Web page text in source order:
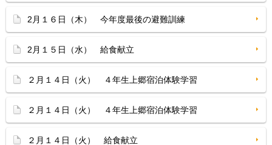
2月１６日（木） 今年度最後の避難訓練
2月１５日（水） 給食献立
２月１４日（火） ４年生上郷宿泊体験学習
２月１４日（火） ４年生上郷宿泊体験学習
２月１４日（火） 給食献立